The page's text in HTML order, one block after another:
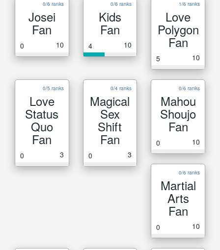
0/6 ranks
Josei
Fan
0 10
0/6 ranks
Kids
Fan
4 10
1/6 ranks
Love
Polygon
Fan
5 10
0/5 ranks
Love
Status
Quo
Fan
0 3
0/4 ranks
Magical
Sex
Shift
Fan
0 3
0/6 ranks
Mahou
Shoujo
Fan
0 10
0/6 ranks
Martial
Arts
Fan
0 10